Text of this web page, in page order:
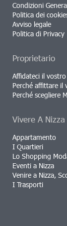
Condizioni
Politica dei
Avviso legale
Politica di Privacy
Proprietario
Affidateci il
Perché affittare
Perché scegliere
Vivere A Nizza
Appartamento
I Quartieri
Lo Shopping
Eventi a Nizza
Venire a Nizza,
I Trasporti